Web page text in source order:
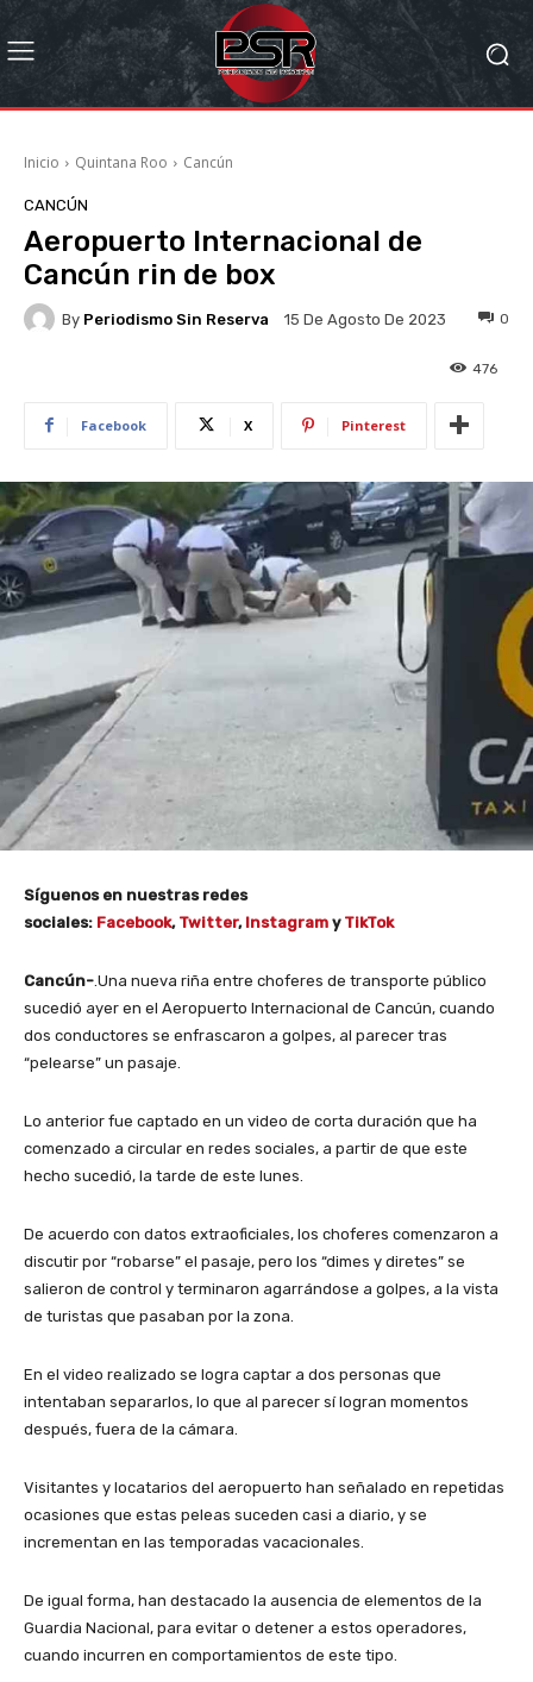
Inicio Quintana Roo Cancún
CANCÚN
Aeropuerto Internacional de
Cancún rin de box
By Periodismo Sin Reserva 15 De Agosto De 2023 0
476
Facebook X Pinterest
Síguenos en nuestras redes
sociales: Facebook, Twitter, Instagram y TikTok
Cancún- .Una nueva riña entre choferes de transporte público
sucedió ayer en el Aeropuerto Internacional de Cancún, cuando
dos conductores se enfrascaron a golpes, al parecer tras
“pelearse” un pasaje.
Lo anterior fue captado en un video de corta duración que ha
comenzado a circular en redes sociales, a partir de que este
hecho sucedió, la tarde de este lunes.
De acuerdo con datos extraoficiales, los choferes comenzaron a
discutir por “robarse” el pasaje, pero los “dimes y diretes” se
salieron de control y terminaron agarrándose a golpes, a la vista
de turistas que pasaban por la zona.
En el video realizado se logra captar a dos personas que
intentaban separarlos, lo que al parecer sí logran momentos
después, fuera de la cámara.
Visitantes y locatarios del aeropuerto han señalado en repetidas
ocasiones que estas peleas suceden casi a diario, y se
incrementan en las temporadas vacacionales.
De igual forma, han destacado la ausencia de elementos de la
Guardia Nacional, para evitar o detener a estos operadores,
cuando incurren en comportamientos de este tipo.